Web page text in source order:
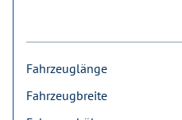
Fahrzeuglänge
Fahrzeugbreite